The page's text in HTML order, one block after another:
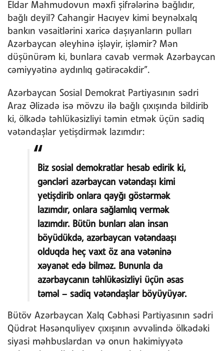
Eldar Mahmudovun məxfi şifrələrinə bağlıdır,
bağlı deyil? Cahangir Hacıyev kimi beynəlxalq
bankın vəsaitlərini xaricə daşıyanların pulları
Azərbaycan əleyhinə işləyir, işləmir? Mən
düşünürəm ki, bunlara cavab vermək Azərbaycan
cəmiyyətinə aydınlıq gətirəcəkdir”.
Azərbaycan Sosial Demokrat Partiyasının sədri
Araz Əlizadə isə mövzu ilə bağlı çıxışında bildirib
ki, ölkədə təhlükəsizliyi təmin etmək üçün sadiq
vətəndaşlar yetişdirmək lazımdır:
Biz sosial demokratlar hesab edirik ki,
gəncləri azərbaycan vətəndaşı kimi
yetişdirib onlara qayğı göstərmək
lazımdır, onlara sağlamlıq vermək
lazımdır. Bütün bunları alan insan
böyüdükdə, azərbaycan vətəndaaşı
olduqda heç vaxt öz ana vətəninə
xəyanət edə bilməz. Bununla da
azərbaycanın təhlükəsizliyi üçün əsas
təməl – sadiq vətəndaşlar böyüyüyər.
Bütöv Azərbaycan Xalq Cəbhəsi Partiyasının sədri
Qüdrət Həsənquliyev çıxışının əvvəlində ölkədəki
siyasi məhbuslardan və onun hakimiyyətə